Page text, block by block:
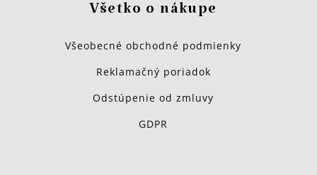
Všetko o nákupe
Všeobecné obchodné podmienky
Reklamačný poriadok
Odstúpenie od zmluvy
GDPR